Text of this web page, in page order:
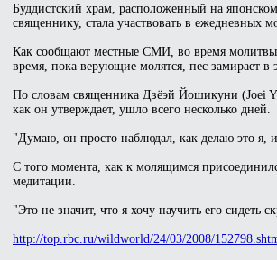
Буддистский храм, расположенный на
священнику, стала участвовать в ежедневных
Как сообщают местные СМИ, во время молитвы
время, пока верующие молятся, пес замирает в
По словам священника Дзёэй Йошикуни (Joei
как он утверждает, ушло всего несколько дней.
"Думаю, он просто наблюдал, как делаю это я,
С того момента, как к молящимся
медитации.
"Это не значит, что я хочу научить его
http://top.rbc.ru/wildworld/24/03/2008/